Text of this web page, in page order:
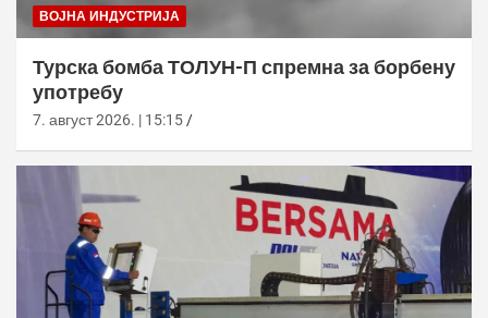
ВОЈНА ИНДУСТРИЈА
Турска бомба ТОЛУН-П спремна за борбену
употребу
7. август 2026. | 15:15